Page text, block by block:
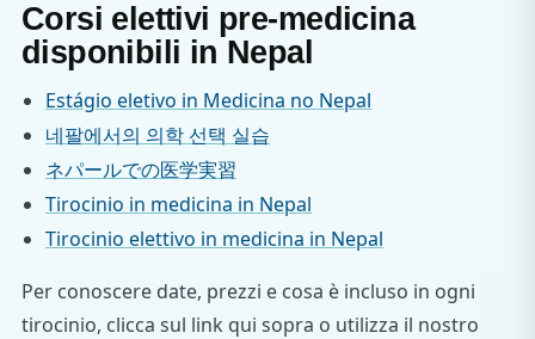
Corsi elettivi pre-medicina
disponibili in Nepal
Estágio eletivo in Medicina no Nepal
네팔에서의 의학 선택 실습
ネパールでの医学実習
Tirocinio in medicina in Nepal
Tirocinio elettivo in medicina in Nepal
Per conoscere date, prezzi e cosa è incluso in ogni
tirocinio, clicca sul link qui sopra o utilizza il nostro